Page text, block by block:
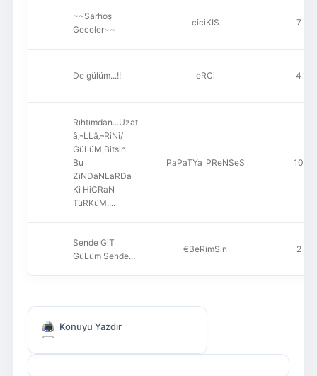
~~Sarhoş
Geceler~~
ciciKIS 7
De gülüm...!! eRCi 4
Rıhtımdan...Uzat
â‚¬LLâ‚¬RiNi/
GüLüM,Bitsin
Bu
ZiNDaNLaRDa
Ki HiCRaN
TüRKüM....
PaPaTYa_PReNSeS 10
Sende GiT
GüLüm Sende...
€BeRimSin 2
Konuyu Yazdır